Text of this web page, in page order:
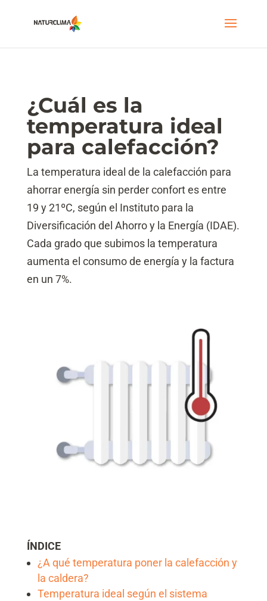
¿Cuál es la
temperatura ideal
para calefacción?
La temperatura ideal de la calefacción para
ahorrar energía sin perder confort es entre
19 y 21ºC, según el Instituto para la
Diversificación del Ahorro y la Energía (IDAE).
Cada grado que subimos la temperatura
aumenta el consumo de energía y la factura
en un 7%.
ÍNDICE
¿A qué temperatura poner la calefacción y
la caldera?
Temperatura ideal según el sistema